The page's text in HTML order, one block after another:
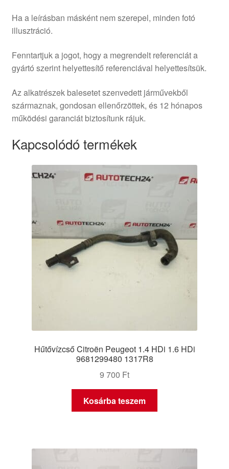
Ha a leírásban másként nem szerepel, minden fotó
illusztráció.
Fenntartjuk a jogot, hogy a megrendelt referenciát a
gyártó szerint helyettesítő referenciával helyettesítsük.
Az alkatrészek balesetet szenvedett járművekből
származnak, gondosan ellenőrzöttek, és 12 hónapos
működési garanciát biztosítunk rájuk.
Kapcsolódó termékek
Hűtővízcső Citroën Peugeot 1.4 HDi 1.6 HDi
9681299480 1317R8
9 700 Ft
Kosárba teszem